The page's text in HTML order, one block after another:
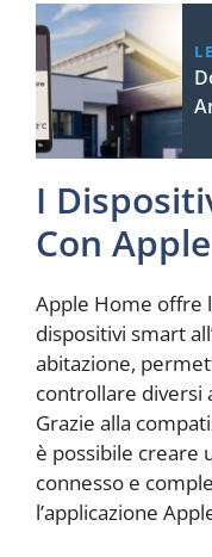
I
Con
Apple Home offre
dispositivi smart
abitazione,
controllare diversi
Grazie alla
è possibile creare
connesso e
l’applicazione